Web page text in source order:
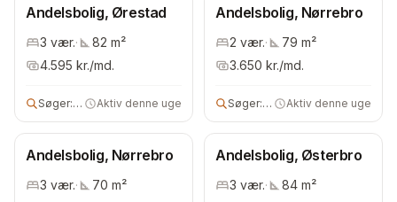
Andelsbolig, Ørestad
3 vær.· 82 m²
4.595 kr./md.
Søger:andels- eller ejerbolig
Aktiv denne uge
Andelsbolig, Nørrebro
2 vær.· 79 m²
3.650 kr./md.
Søger:2 vær bolig
Aktiv denne uge
Andelsbolig, Nørrebro
3 vær.· 70 m²
Andelsbolig, Østerbro
3 vær.· 84 m²